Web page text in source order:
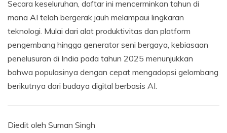
Secara keseluruhan, daftar ini mencerminkan tahun di
mana AI telah bergerak jauh melampaui lingkaran
teknologi. Mulai dari alat produktivitas dan platform
pengembang hingga generator seni bergaya, kebiasaan
penelusuran di India pada tahun 2025 menunjukkan
bahwa populasinya dengan cepat mengadopsi gelombang
berikutnya dari budaya digital berbasis AI.
Diedit oleh Suman Singh